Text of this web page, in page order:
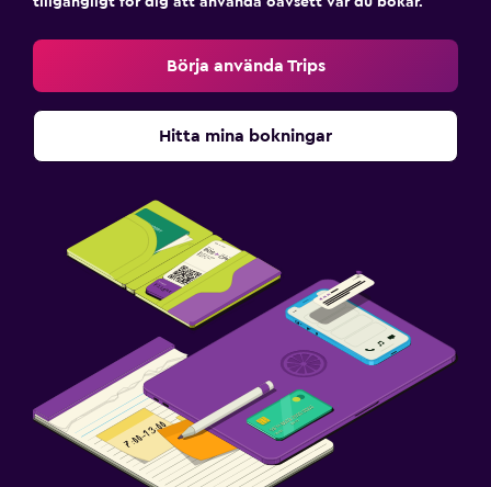
Börja använda Trips
Hitta mina bokningar